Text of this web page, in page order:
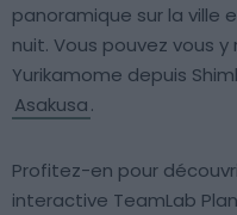
panoramique sur la ville
nuit. Vous pouvez vous
Yurikamome depuis
Asakusa.
Profitez-en pour
interactive TeamLab